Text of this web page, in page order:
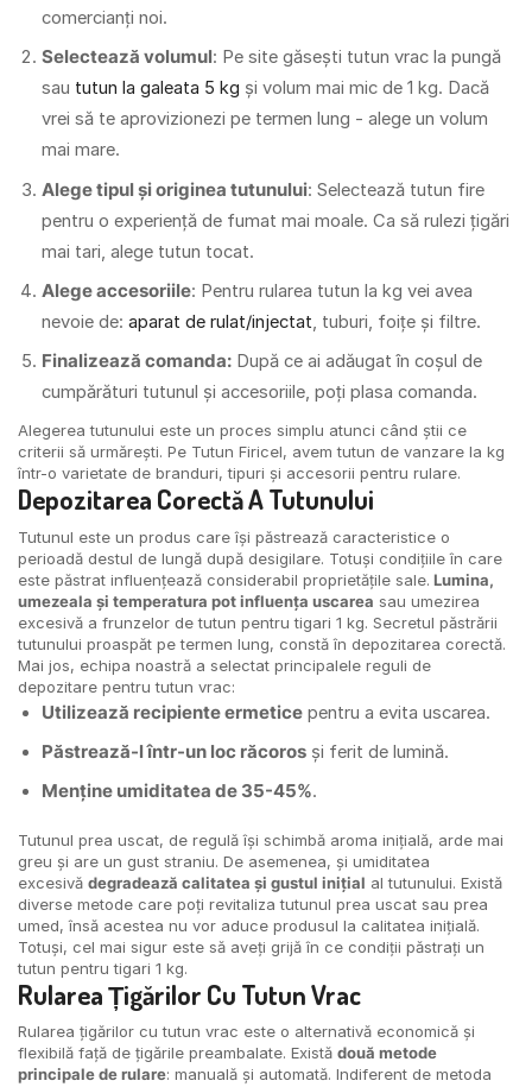
comercianți noi.
Selectează volumul: Pe site găsești tutun vrac la pungă
sau tutun la galeata 5 kg și volum mai mic de 1 kg. Dacă
vrei să te aprovizionezi pe termen lung - alege un volum
mai mare.
Alege tipul și originea tutunului: Selectează tutun fire
pentru o experiență de fumat mai moale. Ca să rulezi țigări
mai tari, alege tutun tocat.
Alege accesoriile: Pentru rularea tutun la kg vei avea
nevoie de: aparat de rulat/injectat, tuburi, foițe și filtre.
Finalizează comanda: După ce ai adăugat în coșul de
cumpărături tutunul și accesoriile, poți plasa comanda.
Alegerea tutunului este un proces simplu atunci când știi ce
criterii să urmărești. Pe Tutun Firicel, avem tutun de vanzare la kg
într-o varietate de branduri, tipuri și accesorii pentru rulare.
Depozitarea Corectă A Tutunului
Tutunul este un produs care își păstrează caracteristice o
perioadă destul de lungă după desigilare. Totuși condițiile în care
este păstrat influențează considerabil proprietățile sale. Lumina,
umezeala și temperatura pot influența uscarea sau umezirea
excesivă a frunzelor de tutun pentru tigari 1 kg. Secretul păstrării
tutunului proaspăt pe termen lung, constă în depozitarea corectă.
Mai jos, echipa noastră a selectat principalele reguli de
depozitare pentru tutun vrac:
Utilizează recipiente ermetice pentru a evita uscarea.
Păstrează-l într-un loc răcoros și ferit de lumină.
Menține umiditatea de 35-45%.
Tutunul prea uscat, de regulă își schimbă aroma inițială, arde mai
greu și are un gust straniu. De asemenea, și umiditatea
excesivă degradează calitatea și gustul inițial al tutunului. Există
diverse metode care poți revitaliza tutunul prea uscat sau prea
umed, însă acestea nu vor aduce produsul la calitatea inițială.
Totuși, cel mai sigur este să aveți grijă în ce condiții păstrați un
tutun pentru tigari 1 kg.
Rularea Țigărilor Cu Tutun Vrac
Rularea țigărilor cu tutun vrac este o alternativă economică și
flexibilă față de țigările preambalate. Există două metode
principale de rulare: manuală și automată. Indiferent de metoda